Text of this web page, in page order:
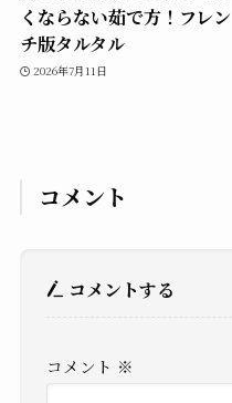
くならない茹で方！フレン
チ版タルタル
2026年7月11日
コメント
コメントする
コメント ※